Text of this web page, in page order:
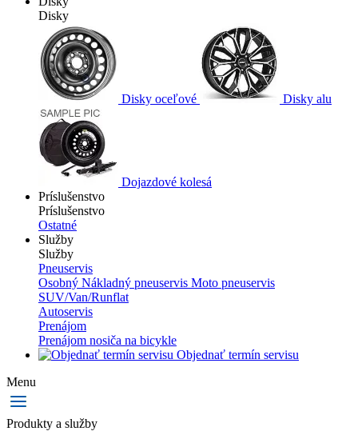
Disky
Disky oceľové Disky alu
Dojazdové kolesá
Príslušenstvo
Príslušenstvo
Ostatné
Služby
Služby
Pneuservis
Osobný Nákladný pneuservis Moto pneuservis
SUV/Van/Runflat
Autoservis
Prenájom
Prenájom nosiča na bicykle
Objednať termín servisu
Menu
Produkty a služby